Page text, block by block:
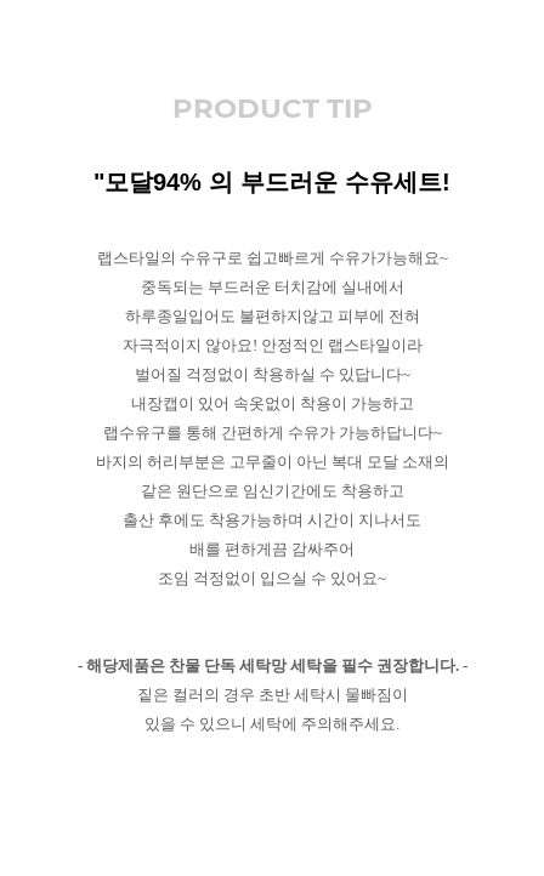
PRODUCT TIP
"모달94% 의 부드러운 수유세트!
랩스타일의 수유구로 쉽고빠르게 수유가가능해요~
중독되는 부드러운 터치감에 실내에서
하루종일입어도 불편하지않고 피부에 전혀
자극적이지 않아요! 안정적인 랩스타일이라
벌어질 걱정없이 착용하실 수 있답니다~
내장캡이 있어 속옷없이 착용이 가능하고
랩수유구를 통해 간편하게 수유가 가능하답니다~
바지의 허리부분은 고무줄이 아닌 복대 모달 소재의
같은 원단으로 임신기간에도 착용하고
출산 후에도 착용가능하며 시간이 지나서도
배를 편하게끔 감싸주어
조임 걱정없이 입으실 수 있어요~
- 해당제품은 찬물 단독 세탁망 세탁을 필수 권장합니다. -
짙은 컬러의 경우 초반 세탁시 물빠짐이
있을 수 있으니 세탁에 주의해주세요.